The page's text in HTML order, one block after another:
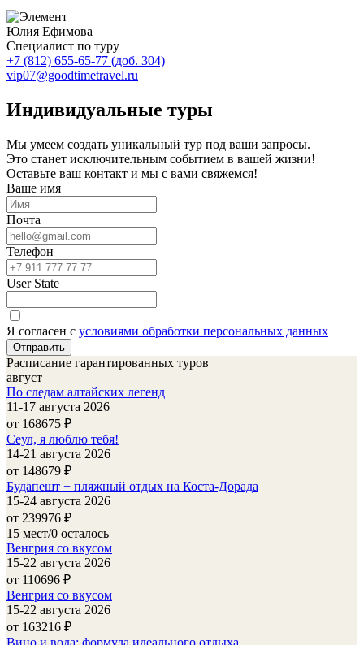
Юлия Ефимова
Специалист по туру
+7 (812) 655-65-77 (доб. 304)
vip07@goodtimetravel.ru
Индивидуальные туры
Мы умеем создать уникальный тур под ваши запросы.
Это станет исключительным событием в вашей жизни!
Оставьте ваш контакт и мы с вами свяжемся!
Ваше имя
Почта
Телефон
User State
Я согласен с условиями обработки персональных данных
Расписание гарантированных туров
август
По следам алтайских легенд
11-17 августа 2026
от 168675 ₽
Сеул, я люблю тебя!
14-21 августа 2026
от 148679 ₽
Будапешт + пляжный отдых на Коста-Дорада
15-24 августа 2026
от 239976 ₽
15 мест/0 осталось
Венгрия со вкусом
15-22 августа 2026
от 110696 ₽
Венгрия со вкусом
15-22 августа 2026
от 163216 ₽